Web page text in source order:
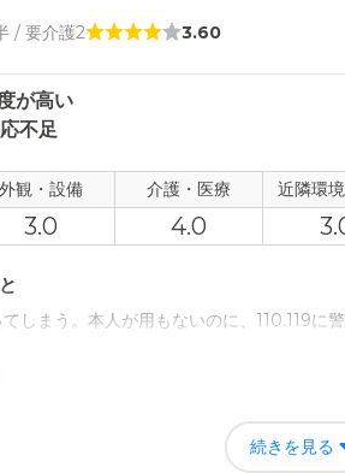
/ 要介護2 3.60
が高い
不足
外観・設備 介護・医療 近隣環
3.0 4.0
しまう。本人が用もないのに、110.119に
続きを見る